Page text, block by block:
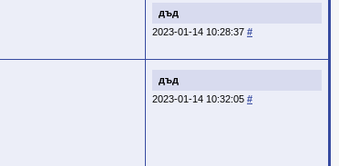
дъд
2023-01-14 10:28:37 #
дъд
2023-01-14 10:32:05 #